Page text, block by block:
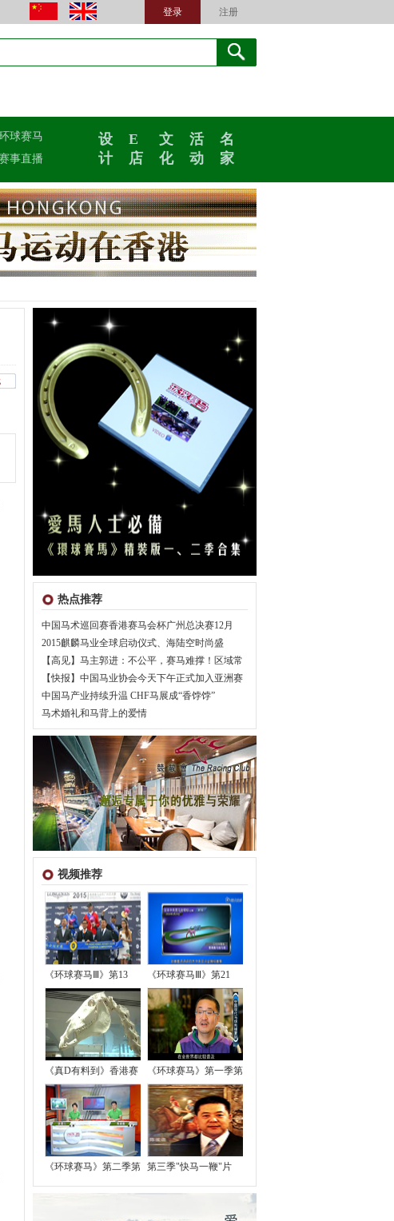
注册
登录
球赛马
事直播
设
计
E
店
文
化
活
动
名
家
热点推荐
中国马术巡回赛香港赛马会杯广州总决赛12月
2015麒麟马业全球启动仪式、海陆空时尚盛
【高见】马主郭进：不公平，赛马难撑！区域常
【快报】中国马业协会今天下午正式加入亚洲赛
中国马产业持续升温 CHF马展成“香饽饽”
马术婚礼和马背上的爱情
视频推荐
《环球赛马Ⅲ》第13 《环球赛马Ⅲ》第21
《真D有料到》香港赛 《环球赛马》第一季第
《环球赛马》第二季第 第三季"快马一鞭"片